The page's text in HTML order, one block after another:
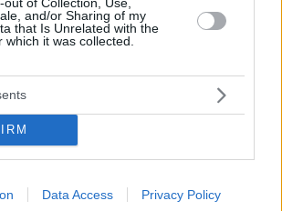
and/or Sharing of my
that Is Unrelated with the
which it was collected.
Data Access Privacy Policy
da Debrecen
dal 1° luglio, i passeggeri
ungherese orientale a Istanbul,
Turchia! I voli saranno attivi due volte
e la domenica, tra le due città.